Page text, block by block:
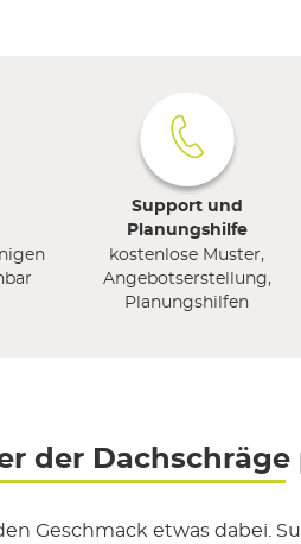
Support und
Planungshilfe
kostenlose Muster,
Angebotserstellung,
Planungshilfen
der Dachschräge
Geschmack etwas dabei.